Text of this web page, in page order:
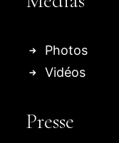
Photos
Vidéos
Presse